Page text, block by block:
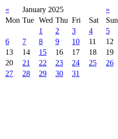
« January 2025
»
Mon Tue Wed Thu Fri Sat
Sun
1
2 3 4
5
6
7 8 9 10 11
12
13
14 15 16 17 18
19
20
21 22 23 24 25
26
27
28 29 30 31